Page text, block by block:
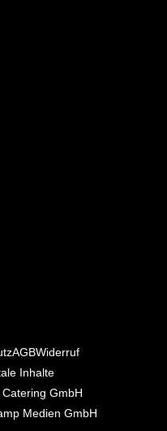
AGBWiderruf
Inhalte
GmbH
Medien GmbH